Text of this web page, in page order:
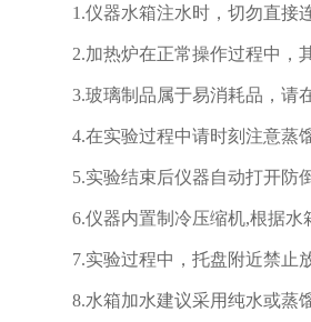
1.仪器水箱注水时，切勿直接
2.加热炉在正常操作过程中，
3.玻璃制品属于易消耗品，请
4.在实验过程中请时刻注意蒸
5.实验结束后仪器自动打开防
6.仪器内置制冷压缩机,根据
7.实验过程中，托盘附近禁止
8.水箱加水建议采用纯水或蒸